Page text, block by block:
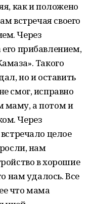
как и положено
встречая своего
Через
прибавлением,
Такого
но и оставить
смог, исправно
маму, а потом и
Через
целое
нам
в хорошие
нам удалось. Все
что мама